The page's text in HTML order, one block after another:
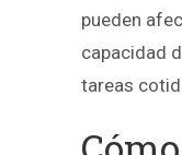
pueden
capacidad
tareas